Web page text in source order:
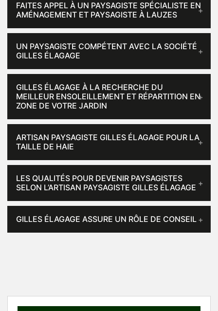
FAITES APPEL À UN PAYSAGISTE SPÉCIALISTE EN
AMÉNAGEMENT ET PAYSAGISTE À LAUZES
UN PAYSAGISTE COMPÉTENT AVEC LA SOCIÉTÉ
GILLES ÉLAGAGE
GILLES ÉLAGAGE À LA RECHERCHE DU
MEILLEUR ENSOLEILLEMENT ET RÉPARTITION EN
ZONE DE VOTRE JARDIN
ARTISAN PAYSAGISTE GILLES ÉLAGAGE POUR LA
TAILLE DE HAIE
LES QUALITÉS POUR DEVENIR PAYSAGISTES
SELON L’ARTISAN PAYSAGISTE GILLES ÉLAGAGE
GILLES ÉLAGAGE ASSURE UN RÔLE DE CONSEIL